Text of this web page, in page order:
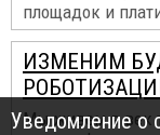
площадок и
ИЗМЕНИМ
Мы живем в век
Уведомление о